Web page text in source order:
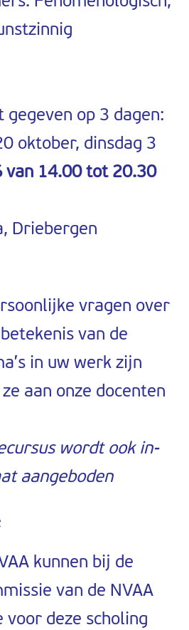
gegeven op 3 dagen:
oktober, dinsdag 3
van 14.00 tot 20.30
Driebergen
vragen over
van de
in uw werk zijn
aan onze docenten
wordt ook in-
aangeboden
kunnen bij de
van de NVAA
deze scholing